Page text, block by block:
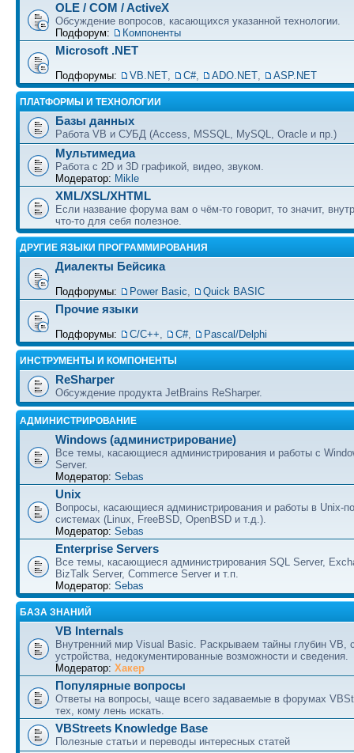
OLE / COM / ActiveX
Обсуждение вопросов, касающихся указанной технологии.
Подфорум:
Компоненты
Microsoft .NET
Подфорумы: VB.NET, C#, ADO.NET, ASP.NET
ПЛАТФОРМЫ И ТЕХНОЛОГИИ
Базы данных
Работа VB и СУБД (Access, MSSQL, MySQL, Oracle и пр.)
Мультимедиа
Работа с 2D и 3D графикой, видео, звуком.
Модератор: Mikle
XML/XSL/XHTML
Если название форума вам о чём-то говорит, то значит,
что-то для себя полезное.
ДРУГИЕ ЯЗЫКИ ПРОГРАММИРОВАНИЯ
Диалекты Бейсика
Подфорумы: Power Basic, Quick BASIC
Прочие языки
Подфорумы: С/С++, C#, Pascal/Delphi
ИНСТРУМЕНТЫ И КОМПОНЕНТЫ
ReSharper
Обсуждение продукта JetBrains ReSharper.
АДМИНИСТРИРОВАНИЕ
Windows (администрирование)
Все темы, касающиеся администрирования и работы с
Server.
Модератор: Sebas
Unix
Вопросы, касающиеся администрирования и работы в Unix-
системах (Linux, FreeBSD, OpenBSD и т.д.).
Модератор: Sebas
Enterprise Servers
Все темы, касающиеся администрирования SQL Server,
BizTalk Server, Commerce Server и т.п.
Модератор: Sebas
БАЗА ЗНАНИЙ
VB Internals
Внутренний мир Visual Basic. Раскрываем тайны глубин VB,
устройства, недокументированные возможности и сведения.
Модератор: Хакер
Популярные вопросы
Ответы на вопросы, чаще всего задаваемые в форумах
тех, кому лень искать.
VBStreets Knowledge Base
Полезные статьи и переводы интересных статей